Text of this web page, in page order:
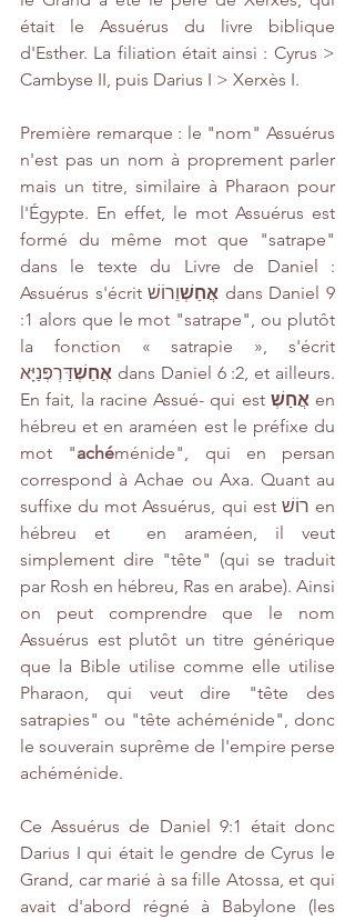
était le Assuérus du livre biblique
d'Esther. La filiation était ainsi : Cyrus >
Cambyse II, puis Darius I > Xerxès I.
Première remarque : le "nom" Assuérus
n'est pas un nom à proprement parler
mais un titre, similaire à Pharaon pour
l'Égypte. En effet, le mot Assuérus est
formé du même mot que "satrape"
dans le texte du Livre de Daniel :
Assuérus s'écrit
אֲחַשְׁוֵרוֹשׁ dans Daniel 9
:1 alors que le mot "satrape", ou plutôt
אֲחַשְׁדַּרְפְּנַיָּא dans Daniel 6 :2, et ailleurs.
En fait, la racine Assué- qui est אֲחַשְׁ en
hébreu et en araméen est le préfixe du
mot "achéménide", qui en persan
correspond à Achae ou Axa. Quant au
suffixe du mot Assuérus, qui est רוֹשׁ en
hébreu et  en araméen, il veut
simplement dire "tête" (qui se traduit
par Rosh en hébreu, Ras en arabe). Ainsi
on peut comprendre que le nom
Assuérus est plutôt un titre générique
que la Bible utilise comme elle utilise
Pharaon, qui veut dire "tête des
satrapies" ou "tête achéménide", donc
le souverain suprême de l'empire perse
achéménide.
Ce Assuérus de Daniel 9:1 était donc
Darius I qui était le gendre de Cyrus le
Grand, car marié à sa fille Atossa, et qui